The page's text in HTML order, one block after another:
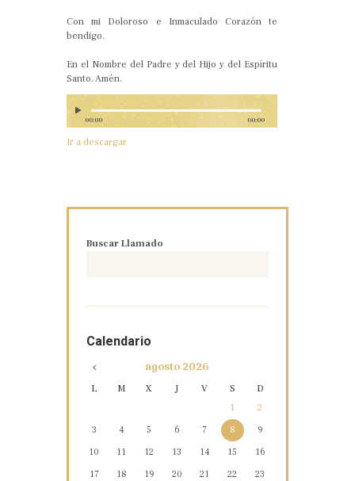
Con mi Doloroso e Inmaculado Corazón te
bendigo.
En el Nombre del Padre y del Hijo y del Espíritu
Santo. Amén.
00:00 00:00
Ir a descargar
Buscar Llamado
Calendario
agosto2026
L M X J V S
D
1
2
3
4 5 6 7 8
9
10
11 12 13 14 15
16
17
18 19 20 21 22
23